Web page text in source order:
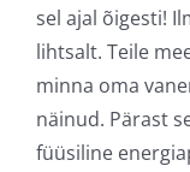
sel ajal õigesti!
lihtsalt. Teile
minna oma
näinud. Pärast
füüsiline